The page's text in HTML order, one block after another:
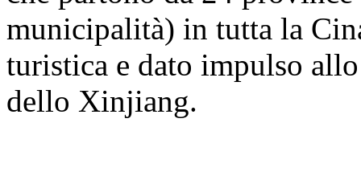
municipalità) in tutta la
turistica e dato impulso
dello Xinjiang.